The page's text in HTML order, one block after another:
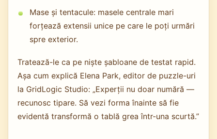
Mase și tentacule: masele centrale mari
forțează extensii unice pe care le poți urmări
spre exterior.
Tratează-le ca pe niște șabloane de testat rapid.
Așa cum explică Elena Park, editor de puzzle-uri
la GridLogic Studio: „Experții nu doar numără —
recunosc tipare. Să vezi forma înainte să fie
evidentă transformă o tablă grea într-una scurtă.”